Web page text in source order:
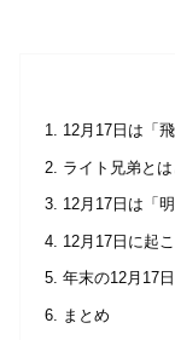
12月17日は「
ライト兄弟と
12月17日は「
12月17日に起
年末の12月17
まとめ